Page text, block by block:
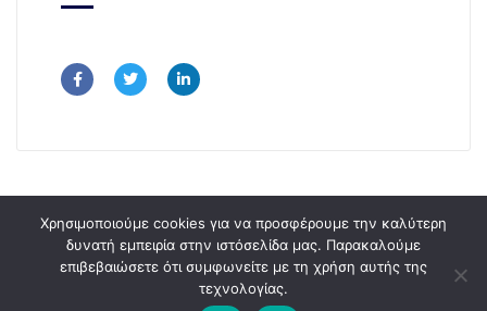
Copyright © 365Consulting 2024.
Χρησιμοποιούμε cookies για να προσφέρουμε την καλύτερη
δυνατή εμπειρία στην ιστόσελίδα μας. Παρακαλούμε
επιβεβαιώσετε ότι συμφωνείτε με τη χρήση αυτής της
τεχνολογίας.